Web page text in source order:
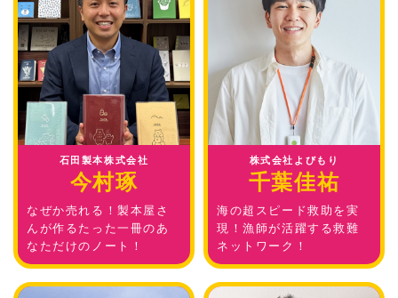
石田製本株式会社
今村琢
なぜか売れる！製本屋さ
んが作るたった一冊のあ
なただけのノート！
株式会社よびもり
千葉佳祐
海の超スピード救助を実
現！漁師が活躍する救難
ネットワーク！